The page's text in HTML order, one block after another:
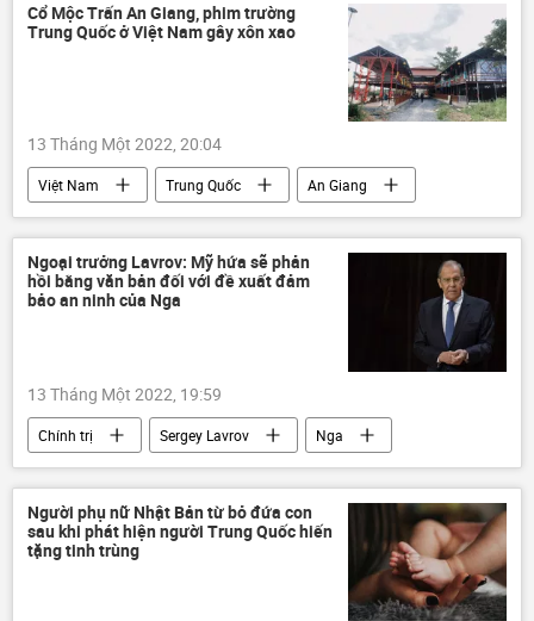
Cổ Mộc Trấn An Giang, phim trường
Trung Quốc ở Việt Nam gây xôn xao
13 Tháng Một 2022, 20:04
Việt Nam Trung Quốc
An Giang
Xã hội
Văn hóa
Ngoại trưởng Lavrov: Mỹ hứa sẽ phản
hồi bằng văn bản đối với đề xuất đảm
bảo an ninh của Nga
13 Tháng Một 2022, 19:59
Chính trị Sergey Lavrov
Nga
NATO
Người phụ nữ Nhật Bản từ bỏ đứa con
sau khi phát hiện người Trung Quốc hiến
tặng tinh trùng